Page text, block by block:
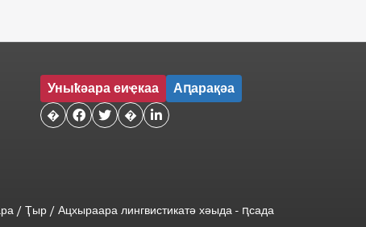
Уныҟәара еиҿкаа Аԥарақәа
�   � 
/ Ҭыр / Ацхыраара лингвистикатә хәыда - ԥсада